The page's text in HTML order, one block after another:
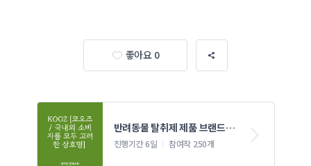
좋아요 0
반려동물 탈취제 제품 브랜드
네이밍 콘테스트
진행기간 6일 참여작 250개